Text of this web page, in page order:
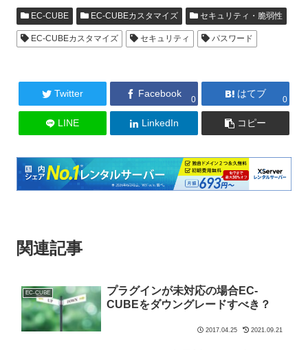
EC-CUBE EC-CUBEカスタマイズ セキュリティ・脆弱性
EC-CUBEカスタマイズ セキュリティ パスワード
Twitter Facebook
0
はてブ
0
LINE LinkedIn コピー
関連記事
EC-CUBE
プラグインが未対応の場合EC-
CUBEをダウングレードすべき？
2017.04.25 2021.09.21